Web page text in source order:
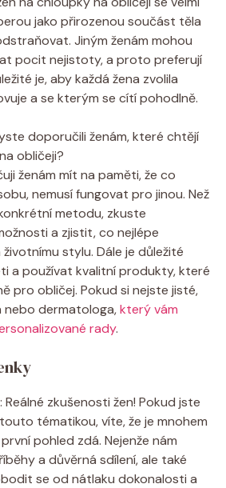
jako přirozenou součást těla
Jiným ženám mohou
pocit nejistoty, a proto preferují
je, aby každá žena zvolila
a se kterým se cítí pohodlně.
doporučili ženám, které chtějí
obličeji?
ženám mít na paměti, že co
nemusí fungovat pro jinou. Než
metodu, zkuste
a zjistit, co nejlépe
stylu. Dále je důležité
a používat kvalitní produkty, které
pro obličej. Pokud si nejste jisté,
dermatologa,který vám
rady.
zkušenosti žen! Pokud jste
tématikou, víte, že je mnohem
pohled zdá. Nejenže nám
a důvěrná sdílení, ale také
se od nátlaku dokonalosti a